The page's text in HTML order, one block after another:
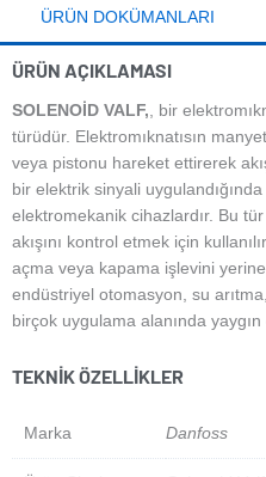
ÜRÜN DOKÜMANLARI
ÜRÜN AÇIKLAMASI
SOLENOİD VALF,, bir
türüdür. Elektromıknatısın
veya pistonu hareket ettirerek
bir elektrik sinyali uygulandığında
elektromekanik cihazlardır. Bu
akışını kontrol etmek için
açma veya kapama işlevini
endüstriyel otomasyon, su
birçok uygulama alanında
TEKNIK ÖZELLIKLER
Marka Danfoss